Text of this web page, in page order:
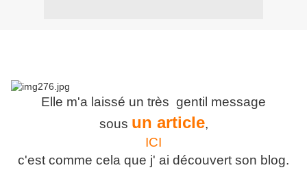
Elle m'a laissé un très gentil message
sous un article,
ICI
c'est comme cela que j' ai découvert son blog.